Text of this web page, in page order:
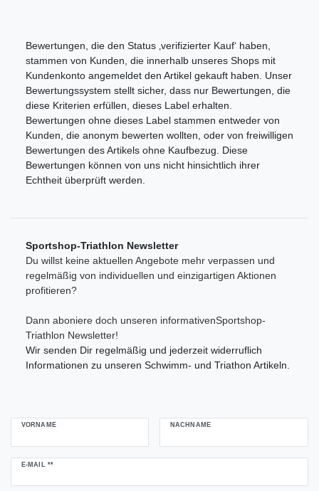
Bewertungen, die den Status ‚verifizierter Kauf‘ haben,
stammen von Kunden, die innerhalb unseres Shops mit
Kundenkonto angemeldet den Artikel gekauft haben. Unser
Bewertungssystem stellt sicher, dass nur Bewertungen, die
diese Kriterien erfüllen, dieses Label erhalten.
Bewertungen ohne dieses Label stammen entweder von
Kunden, die anonym bewerten wollten, oder von freiwilligen
Bewertungen des Artikels ohne Kaufbezug. Diese
Bewertungen können von uns nicht hinsichtlich ihrer
Echtheit überprüft werden.
Sportshop-Triathlon Newsletter
Du willst keine aktuellen Angebote mehr verpassen und
regelmäßig von individuellen und einzigartigen Aktionen
profitieren?
Dann aboniere doch unseren informativenSportshop-
Triathlon Newsletter!
Wir senden Dir regelmäßig und jederzeit widerruflich
Informationen zu unseren Schwimm- und Triathon Artikeln.
VORNAME NACHNAME
E-MAIL **
Newsletter